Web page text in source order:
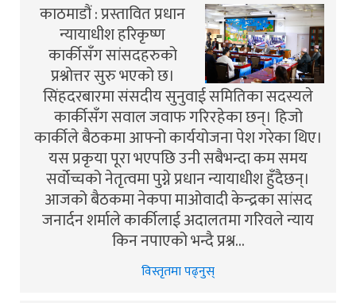
काठमाडौं : प्रस्तावित प्रधान
न्यायाधीश हरिकृष्ण
कार्कीसँग सांसदहरुको
प्रश्नोत्तर सुरु भएको छ।
सिंहदरबारमा संसदीय सुनुवाई समितिका सदस्यले
कार्कीसँग सवाल जवाफ गरिरहेका छन्। हिजो
कार्कीले बैठकमा आफ्नो कार्ययोजना पेश गरेका थिए।
यस प्रकृया पूरा भएपछि उनी सबैभन्दा कम समय
सर्वोच्चको नेतृत्वमा पुग्ने प्रधान न्यायाधीश हुँदैछन्।
आजको बैठकमा नेकपा माओवादी केन्द्रका सांसद
जनार्दन शर्माले कार्कीलाई अदालतमा गरिवले न्याय
किन नपाएको भन्दै प्रश्न…
विस्तृतमा पढ्नुस्